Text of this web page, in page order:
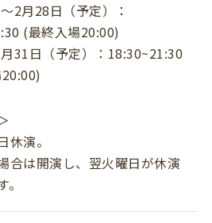
2月28日（予定）：
(最終入場20:00)
31日（予定）：18:30~21:30
休演。
合は開演し、翌火曜日が休演